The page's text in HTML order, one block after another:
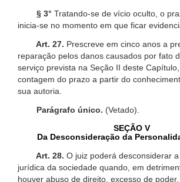
§ 3° Tratando-se de vício oculto, o
inicia-se no momento em que ficar
Art. 27. Prescreve em cinco anos a
reparação pelos danos causados por fato
serviço prevista na Seção II deste
contagem do prazo a partir do
sua autoria.
Parágrafo único. (Vetado).
SEÇÃO V
Da Desconsideração da
Art. 28. O juiz poderá desconsiderar
jurídica da sociedade quando, em
houver abuso de direito, excesso de poder,